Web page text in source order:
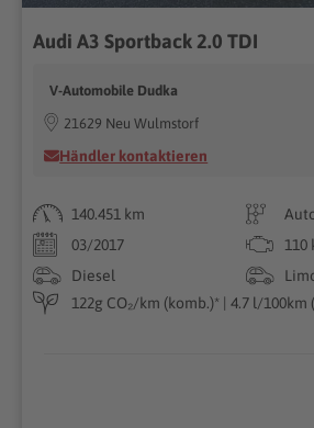
Audi A3 Sportback 2.0 TDI
V-Automobile Dudka
21629 Neu Wulmstorf
Händler kontaktieren
140.451 km
03/2017
110
Diesel
122g CO₂/km (komb.)* | 4.7 l/100km